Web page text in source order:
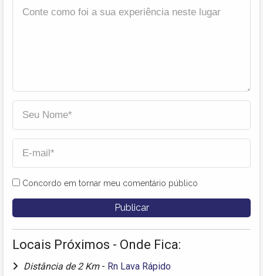
Concordo em tornar meu comentário público
Locais Próximos - Onde Fica:
Distância de 2 Km - Rn Lava Rápido